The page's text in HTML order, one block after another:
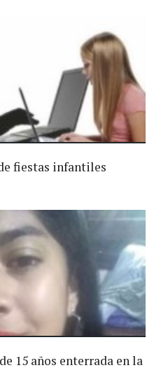
fiestas infantiles
15 años enterrada en la